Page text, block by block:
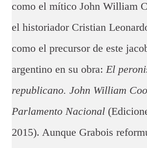
como el mítico John William
el historiador Cristian
como el precursor de este
argentino en su obra: El
republicano. John William
Parlamento Nacional
2015). Aunque Grabois